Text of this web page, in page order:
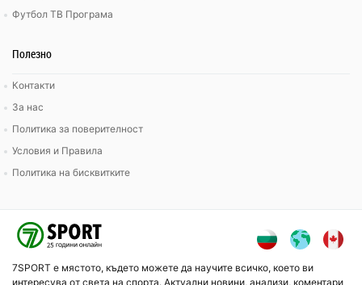
Футбол ТВ Програма
Полезно
Контакти
За нас
Политика за поверителност
Условия и Правила
Политика на бисквитките
7SPORT е мястото, където можете да научите всичко, което ви
интересува от света на спорта. Актуални новини, анализи, коментари